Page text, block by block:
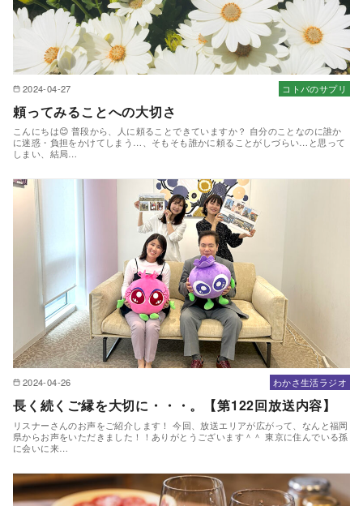
2024-04-27 コトバのサプリ
頼ってみることへの大切さ
こんにちは😊 普段から、人に頼ることできていますか？ 自分のことなのに誰か
に迷惑・負担をかけてしまう…、そもそも誰かに頼ることがしづらい…と思って
しまい、結局…
2024-04-26 わかさ生活ラジオ
長く続くご縁を大切に・・・。【第122回放送内容】
リスナーさんのお声をご紹介します！ 今回、放送エリアが広がって、なんと福岡
県からお声をいただきました！！ありがとうございます＾＾ 東京に住んでいる孫
に会いに来…